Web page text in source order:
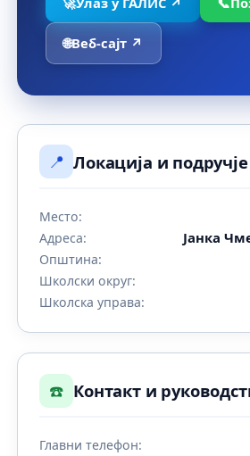
🌐Веб-сајт ↗
📍 Локација и подручје
Место:
Адреса: Јанка
Општина:
Школски округ:
Школска управа:
☎️ Контакт и
Главни телефон: